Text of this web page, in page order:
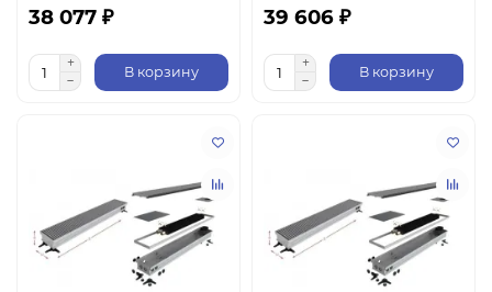
38 077 ₽
В корзину
39 606 ₽
В корзину